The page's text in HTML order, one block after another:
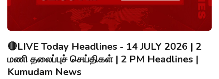
🔴LIVE Today Headlines - 14 JULY 2026 | 2
மணி தலைப்புச் செய்திகள் | 2 PM Headlines |
Kumudam News